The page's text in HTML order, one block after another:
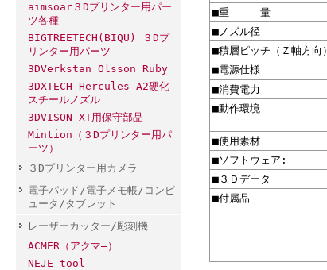
aimsoar３Dプリンター用パー
ツ各種
BIGTREETECH(BIQU) ３Dプ
リンター用パーツ
3DVerkstan Olsson Ruby
3DXTECH Hercules A2硬化
スチールノズル
3DVISON-XT用保守部品
Mintion（３Dプリンター用パ
ーツ）
３Dプリンター用カメラ
電子パッド/電子メモ帳/コンピ
ュータ/タブレット
レーザーカッター/彫刻機
ACMER（アクマ―）
NEJE tool
■重 量
■ノズル径
■積層ピッチ（Ｚ軸方向）
■電源仕様
■消費電力
■動作環境
■使用素材
■ソフトウェア:
■３Ｄデータ
■付属品